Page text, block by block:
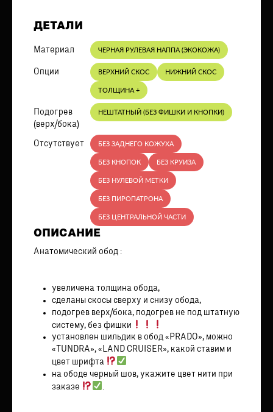
ОПИСАНИЕ
Анатомический обод :
увеличена толщина обода,
сделаны скосы сверху и снизу обода,
подогрев верх/бока, подогрев не под штатную
систему, без фишки
установлен шильдик в обод «PRADO», можно
«TUNDRA», «LAND CRUISER», какой ставим и
цвет шрифта
на ободе черный шов, укажите цвет нити при
заказе
.
ДЕТАЛИ
Материал ЧЕРНАЯ РУЛЕВАЯ НАППА (ЭКОКОЖА)
Опции ВЕРХНИЙ СКОС НИЖНИЙ СКОС
ТОЛЩИНА +
Подогрев
(верх/бока)
НЕШТАТНЫЙ (БЕЗ ФИШКИ И КНОПКИ)
Отсутствует БЕЗ ЗАДНЕГО КОЖУХА
БЕЗ КНОПОК БЕЗ КРУИЗА
БЕЗ НУЛЕВОЙ МЕТКИ
БЕЗ ПИРОПАТРОНА
БЕЗ ЦЕНТРАЛЬНОЙ ЧАСТИ